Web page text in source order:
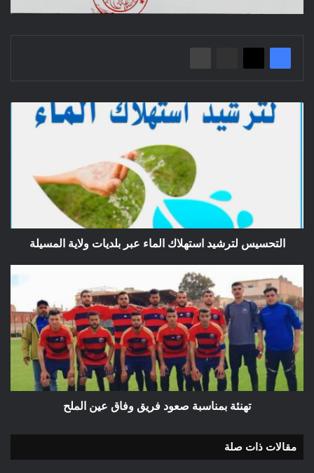
التحسيس
التحسيس لترشيد استهلاك الماء عبر بلديات ولاية المسيلة
بمناسبة
صعود
فريق
وفاق
عين
الملح
تهنئة بمناسبة صعود فريق وفاق عين الملح
مقالات ذات صلة